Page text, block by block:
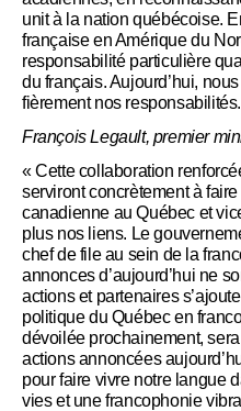
unit à la nation québécoise.
française en Amérique du
responsabilité particulière
du français. Aujourd’hui,
fièrement nos
François Legault, premier
« Cette collaboration
serviront concrètement à
canadienne au Québec et
plus nos liens. Le
chef de file au sein de la
annonces d’aujourd’hui ne
actions et partenaires
politique du Québec en
dévoilée prochainement,
actions annoncées
pour faire vivre notre langue
vies et une francophonie